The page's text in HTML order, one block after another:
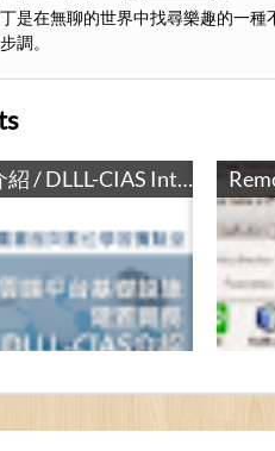
是在無聊的世界中找尋樂趣的一
調。
DLLL-CIAS介紹 / DLLL-CIAS Introduction